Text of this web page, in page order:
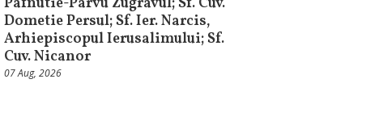
Dometie Persul; Sf. Ier. Narcis,
Arhiepiscopul Ierusalimului; Sf.
Cuv. Nicanor
07 Aug, 2026